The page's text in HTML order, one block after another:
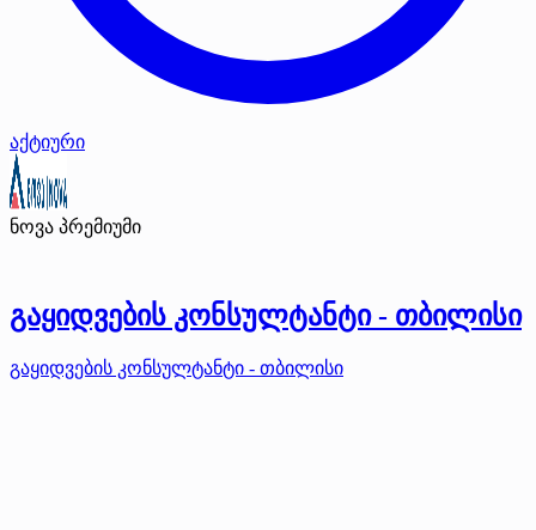
აქტიური
ნოვა პრემიუმი
გაყიდვების კონსულტანტი - თბილისი
გაყიდვების კონსულტანტი - თბილისი